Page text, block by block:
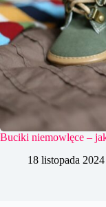
Buciki niemowlęce –
18 listopada 2024